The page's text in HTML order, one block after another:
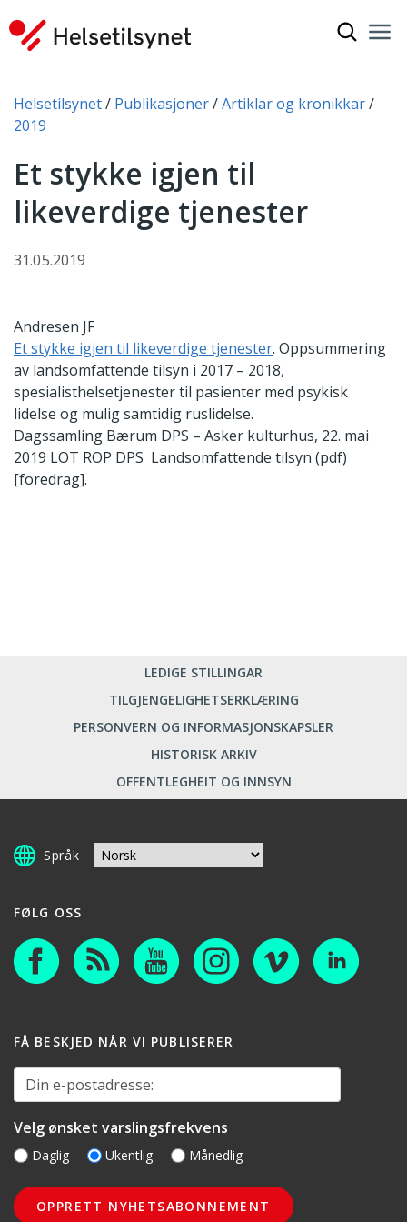
Du er her:
Helsetilsynet Publikasjoner
Artiklar og kronikkar
2019
Et stykke igjen til
likeverdige tjenester
31.05.2019
Andresen JF
Et stykke igjen til likeverdige tjenester. Oppsummering
av landsomfattende tilsyn i 2017 – 2018,
spesialisthelsetjenester til pasienter med psykisk
lidelse og mulig samtidig ruslidelse.
Dagssamling Bærum DPS – Asker kulturhus, 22. mai
2019 LOT ROP DPS Landsomfattende tilsyn (pdf)
[foredrag].
LEDIGE STILLINGAR
TILGJENGELIGHETSERKLÆRING
PERSONVERN OG INFORMASJONSKAPSLER
HISTORISK ARKIV
OFFENTLEGHEIT OG INNSYN
Språk
FØLG OSS
FÅ BESKJED NÅR VI PUBLISERER
Din e-postadresse:
Velg ønsket varslingsfrekvens
Daglig Ukentlig Månedlig